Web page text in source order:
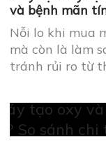
ĐKKD:Số 14,
Hà Nội
VP giao dịch:
Ngọc Thạch,
CN Hải Phòng :
Hotline:
Email: